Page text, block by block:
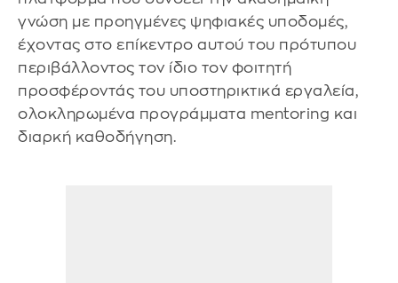
γνώση με προηγμένες ψηφιακές υποδομές,
έχοντας στο επίκεντρο αυτού του πρότυπου
περιβάλλοντος τον ίδιο τον φοιτητή
προσφέροντάς του υποστηρικτικά εργαλεία,
ολοκληρωμένα προγράμματα mentoring και
διαρκή καθοδήγηση.